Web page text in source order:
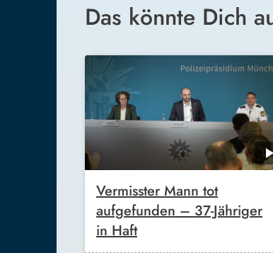
Das könnte Dich
Vermisster Mann tot
aufgefunden – 37-Jähriger
in Haft